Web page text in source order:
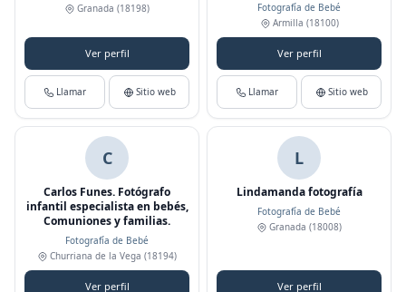
Granada (18198)
Ver perfil
Llamar Sitio web
Fotografía de Bebé
Armilla (18100)
Ver perfil
Llamar Sitio web
C
Carlos Funes. Fotógrafo
infantil especialista en bebés,
Comuniones y familias.
Fotografía de Bebé
Churriana de la Vega (18194)
Ver perfil
L
Lindamanda fotografía
Fotografía de Bebé
Granada (18008)
Ver perfil